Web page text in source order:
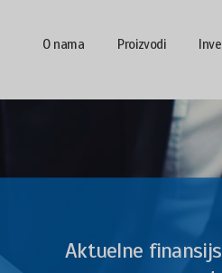
O nama Proizvodi
Aktuelne